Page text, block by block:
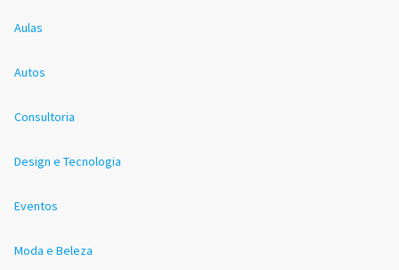
Aulas
Autos
Consultoria
Design e Tecnologia
Eventos
Moda e Beleza